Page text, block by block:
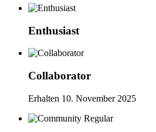
Enthusiast
Collaborator
Erhalten 10. November 2025